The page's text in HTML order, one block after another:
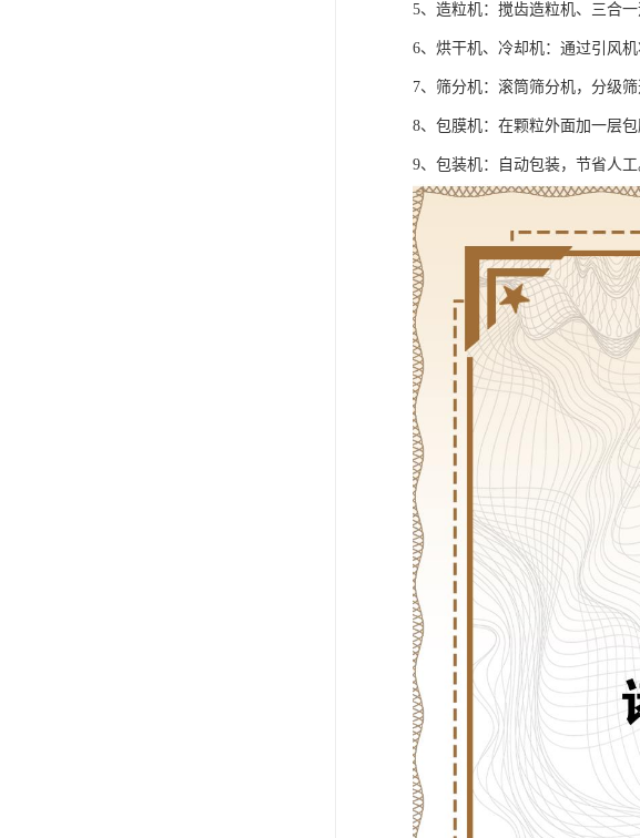
5、造粒机：搅齿造粒机、三合
6、烘干机、冷却机：通过引风
7、筛分机：滚筒筛分机，分级
8、包膜机：在颗粒外面加一层
9、包装机：自动包装，节省人工